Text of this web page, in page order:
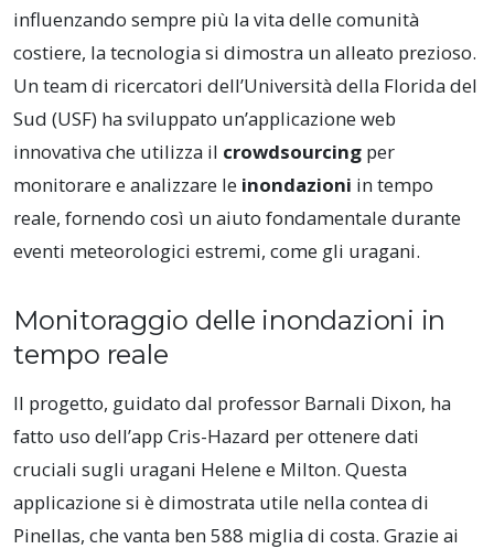
influenzando sempre più la vita delle comunità
costiere, la tecnologia si dimostra un alleato prezioso.
Un team di ricercatori dell’Università della Florida del
Sud (USF) ha sviluppato un’applicazione web
innovativa che utilizza il crowdsourcing per
monitorare e analizzare le inondazioni in tempo
reale, fornendo così un aiuto fondamentale durante
eventi meteorologici estremi, come gli uragani.
Monitoraggio delle inondazioni in
tempo reale
Il progetto, guidato dal professor Barnali Dixon, ha
fatto uso dell’app Cris-Hazard per ottenere dati
cruciali sugli uragani Helene e Milton. Questa
applicazione si è dimostrata utile nella contea di
Pinellas, che vanta ben 588 miglia di costa. Grazie ai